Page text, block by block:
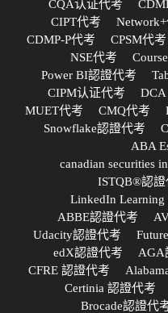
CQA认证代考
CIPT代考
CDMP-P代考
CPSM代考
NSE代考
Power BI認證代考
CIPM认证代考
DCA
MUET代考
CMQ代考
Snowflake認證代考
ABA
canadian securities
ISTQB®認證
LinkedIn Learning
ABBE認證代考
Udacity認證代考
edX認證代考
AGA
CFRE 認證代考
Certinia 認證代考
Brocade認證代